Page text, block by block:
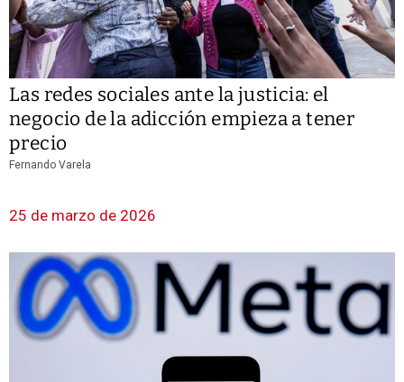
Las redes sociales ante la justicia: el
negocio de la adicción empieza a tener
precio
Fernando Varela
25 de marzo de 2026